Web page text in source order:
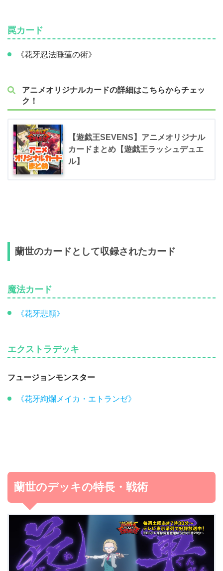
罠カード
《花牙忍法睡蓮の術》
アニメオリジナルカードの詳細はこちらからチェッ
ク！
【遊戯王SEVENS】アニメオリジナル
カードまとめ【遊戯王ラッシュデュエ
ル】
蘭世のカードとして収録されたカード
魔法カード
《花牙悲願》
エクストラデッキ
フュージョンモンスター
《花牙絢爛メイカ・エトランゼ》
蘭世のデッキの特長・戦術